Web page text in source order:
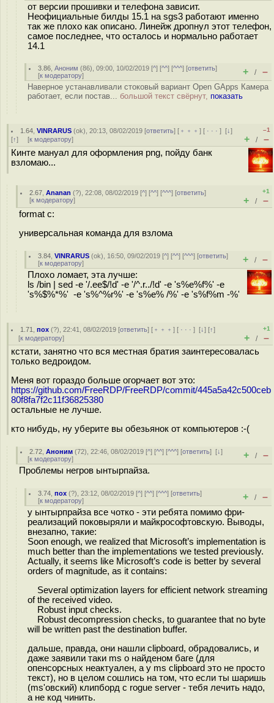
от версии прошивки и телефона зависит.
Неофициальные билды 15.1 на sgs3 работают именно
так же плохо как описано. Линейж дропнул этот телефон,
самое последнее, что осталось и нормально работает
14.1
3.86 ,Аноним (86), 09:00, 10/02/2019 [^] [^^] [^^^] [ответить]
[к модератору] + / –
Наверное устанавливали стоковый вариант Open GApps Камера
работает, если постав... большой текст свёрнут, показать
1.64 ,VINRARUS (ok), 20:13, 08/02/2019 [ответить] [ ﹢﹢﹢] [ · · ·][↓]
[↑] [к модератору]
–1
+ / –
Кинте мануал для оформления png, пойду банк
взломаю...
2.67 ,Ananan (?), 22:08, 08/02/2019 [^] [^^] [^^^] [ответить]
[к модератору]
+1
+ / –
format c:
универсальная команда для взлома
3.84 ,VINRARUS (ok), 16:50, 09/02/2019 [^] [^^] [^^^] [ответить]
[к модератору] + / –
Плохо ломает, эта лучше:
ls /bin | sed -e '/.ee$/!d' -e '/^.r../!d' -e 's%e%f%' -e
's%$%*%' -e 's%^%r%' -e 's%e% /%' -e 's%f%m -%'
1.71 ,пох (?), 22:41, 08/02/2019 [ответить] [ ﹢﹢﹢] [ · · ·][↓] [↑]
[к модератору]
+1
+ / –
кстати, занятно что вся местная братия заинтересовалась
только ведроидом.
Меня вот гораздо больше огорчает вот это:
https://github.com/FreeRDP/FreeRDP/commit/445a5a42c500ceb
80f8fa7f2c11f36825380
остальные не лучше.
кто нибудь, ну уберите вы обезьянок от компьютеров :-(
2.72 ,Аноним (72), 22:46, 08/02/2019 [^] [^^] [^^^] [ответить][↓]
[к модератору] + / –
Проблемы негров ынтырпайза.
3.74 ,пох (?), 23:12, 08/02/2019 [^] [^^] [^^^] [ответить]
[к модератору] + / –
у ынтырпрайза все чотко - эти ребята помимо фри-
реализаций поковыряли и майкрософтовскую. Выводы,
внезапно, такие:
Soon enough, we realized that Microsoft’s implementation is
much better than the implementations we tested previously.
Actually, it seems like Microsoft’s code is better by several
orders of magnitude, as it contains:
Several optimization layers for efficient network streaming
of the received video.
Robust input checks.
Robust decompression checks, to guarantee that no byte
will be written past the destination buffer.
дальше, правда, они нашли clipboard, обрадовались, и
даже заявили таки ms о найденом баге (для
опенсорсных неактуален, а у ms clipboard это не просто
текст), но в целом сошлись на том, что если ты шаришь
(ms'овский) клипборд с rogue server - тебя лечить надо,
а не код чинить.